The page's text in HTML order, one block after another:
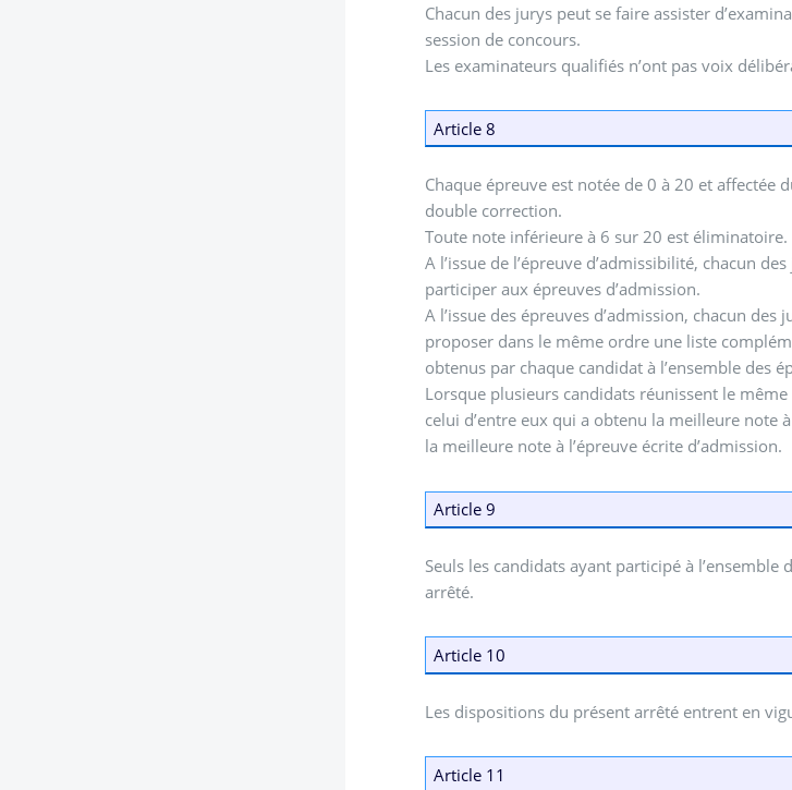
Chacun des jurys peut se faire assister
session de concours.
Les examinateurs qualifiés n’ont pas voix
Article 8
Chaque épreuve est notée de 0 à 20 et affectée
double correction.
Toute note inférieure à 6 sur 20 est éliminatoire.
A l’issue de l’épreuve d’admissibilité, chacun
participer aux épreuves d’admission.
A l’issue des épreuves d’admission, chacun
proposer dans le même ordre une liste
obtenus par chaque candidat à l’ensemble des
Lorsque plusieurs candidats réunissent le
celui d’entre eux qui a obtenu la meilleure note
la meilleure note à l’épreuve écrite d’admission.
Article 9
Seuls les candidats ayant participé à
arrêté.
Article 10
Les dispositions du présent arrêté entrent en
Article 11